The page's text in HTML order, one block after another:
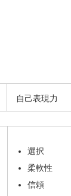
自己表現力
選択
柔軟性
信頼